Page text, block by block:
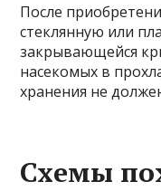
После
стеклянную или
закрывающейся
насекомых в
хранения не
Схемы